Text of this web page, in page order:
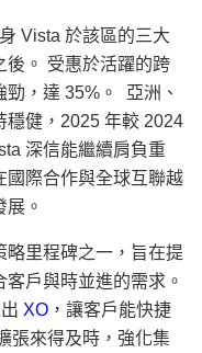
Vista 於該區的三大
後。 受惠於活躍的跨
，達 35%。 亞洲、
穩健，2025 年較 2024
深信能繼續肩負重
國際合作與全球互聯越
。
里程碑之一，旨在提
戶與時並進的需求。
XO ，讓客戶能快捷
張來得及時，強化集